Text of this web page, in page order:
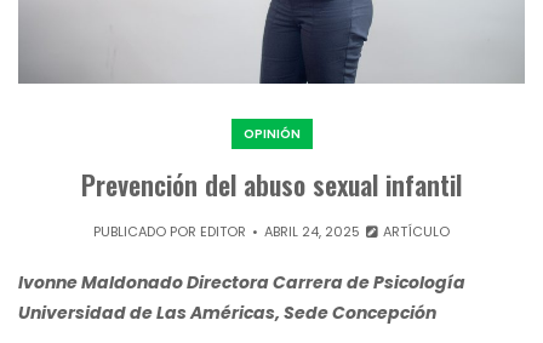
OPINIÓN
Prevención del abuso sexual infantil
PUBLICADO POR EDITOR ABRIL 24, 2025 ARTÍCULO
Ivonne Maldonado Directora Carrera de Psicología
Universidad de Las Américas, Sede Concepción